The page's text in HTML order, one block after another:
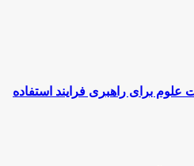
برای راهبری فرایند استفاده